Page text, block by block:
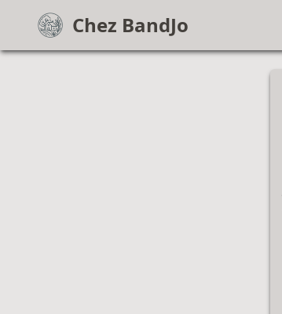
Chez BandJo